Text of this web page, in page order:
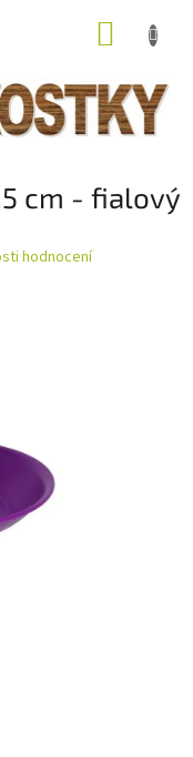
cm - fialový
hodnocení